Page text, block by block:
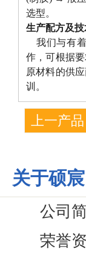
选型。
生产配方及技
我们与有着
作，可根据
原材料的供
训。
上一产品
关于硕宸
公司
荣誉